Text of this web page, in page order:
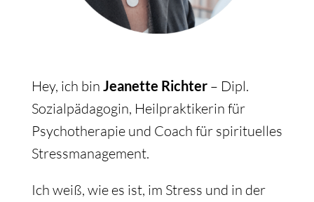
Hey, ich bin Jeanette Richter– Dipl.
Sozialpädagogin, Heilpraktikerin für
Psychotherapie und Coach für spirituelles
Stressmanagement.
Ich weiß, wie es ist, im Stress und in der